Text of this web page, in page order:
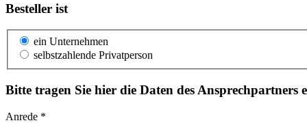
Besteller ist
ein Unternehmen
selbstzahlende Privatperson
Bitte tragen Sie hier die Daten des Ansprechpartners
Anrede *